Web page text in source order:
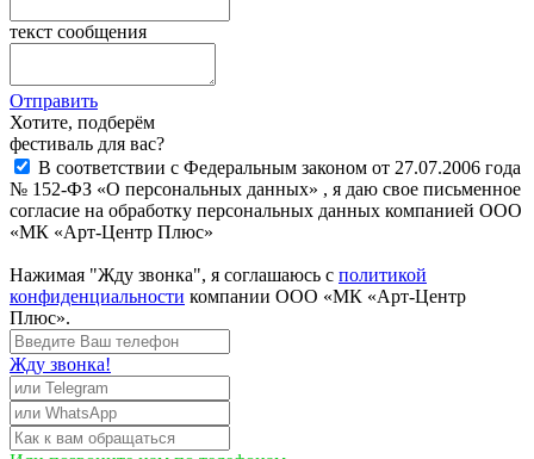
текст сообщения
Отправить
Хотите, подберём
фестиваль для вас?
В соответствии с Федеральным законом от 27.07.2006 года
№ 152-ФЗ «О персональных данных» , я даю свое письменное
согласие на обработку персональных данных компанией ООО
«МК «Арт-Центр Плюс»
Нажимая "Жду звонка", я соглашаюсь с политикой
конфиденциальности компании ООО «МК «Арт-Центр
Плюс».
Жду звонка!